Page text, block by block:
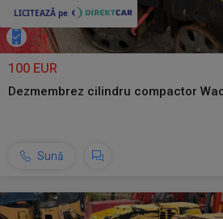
100 EUR
Dezmembrez cilindru compactor
Sună